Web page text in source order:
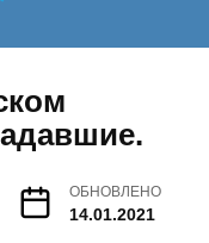
ОБНОВЛЕНО
14.01.2021